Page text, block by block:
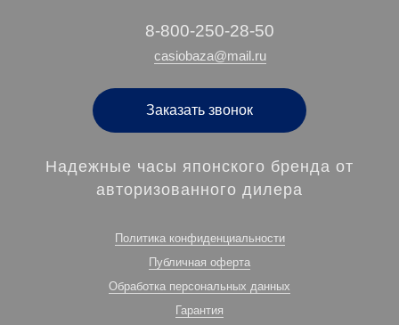
‭8-800-250-28-50
casiobaza@mail.ru
Заказать звонок
Надежные часы японского бренда от
авторизованного дилера
Политика конфиденциальности
Публичная оферта
Обработка персональных данных
Гарантия